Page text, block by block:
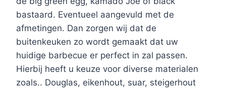
bastaard. Eventueel aangevuld met de
afmetingen. Dan zorgen wij dat de
buitenkeuken zo wordt gemaakt dat uw
huidige barbecue er perfect in zal passen.
Hierbij heeft u keuze voor diverse materialen
zoals.. Douglas, eikenhout, suar, steigerhout